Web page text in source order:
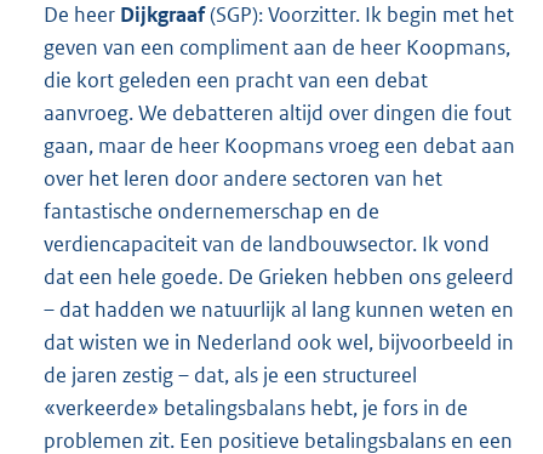
De heer Dijkgraaf(SGP): Voorzitter. Ik begin met het
geven van een compliment aan de heer Koopmans,
die kort geleden een pracht van een debat
aanvroeg. We debatteren altijd over dingen die fout
gaan, maar de heer Koopmans vroeg een debat aan
over het leren door andere sectoren van het
fantastische ondernemerschap en de
verdiencapaciteit van de landbouwsector. Ik vond
dat een hele goede. De Grieken hebben ons geleerd
– dat hadden we natuurlijk al lang kunnen weten en
dat wisten we in Nederland ook wel, bijvoorbeeld in
de jaren zestig – dat, als je een structureel
«verkeerde» betalingsbalans hebt, je fors in de
problemen zit. Een positieve betalingsbalans en een